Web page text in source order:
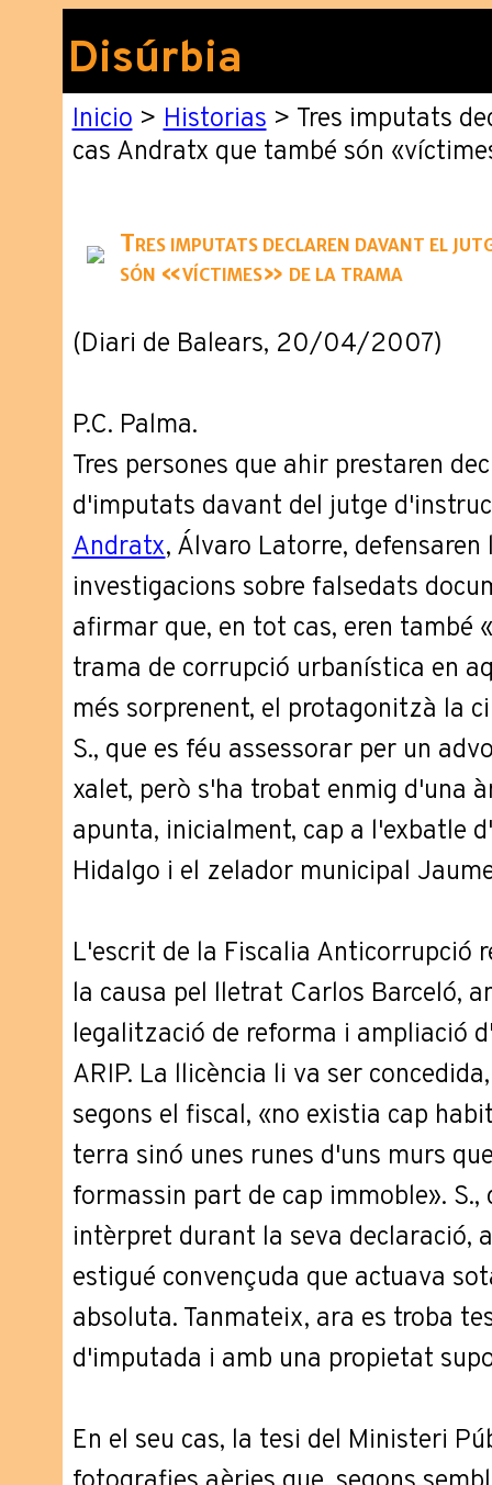
Disúrbia
Inicio>Historias> Tres imputats
cas Andratx que també són
Tres imputats declaren davant el
són «víctimes» de la trama
(Diari de Balears, 20/04/2007)
P.C. Palma.
Tres persones que ahir prestaren
d'imputats davant del jutge
Andratx, Álvaro Latorre, defensaren
investigacions sobre falsedats
afirmar que, en tot cas, eren també
trama de corrupció urbanística en
més sorprenent, el protagonitzà la
S., que es féu assessorar per un
xalet, però s'ha trobat enmig d'una
apunta, inicialment, cap a l'exbatle
Hidalgo i el zelador municipal
L'escrit de la Fiscalia Anticorrupció
la causa pel lletrat Carlos Barceló,
legalització de reforma i ampliació
ARIP. La llicència li va ser
segons el fiscal, «no existia cap
terra sinó unes runes d'uns murs
formassin part de cap immoble».
intèrpret durant la seva declaració,
estigué convençuda que actuava
absoluta. Tanmateix, ara es troba
d'imputada i amb una propietat
En el seu cas, la tesi del Ministeri